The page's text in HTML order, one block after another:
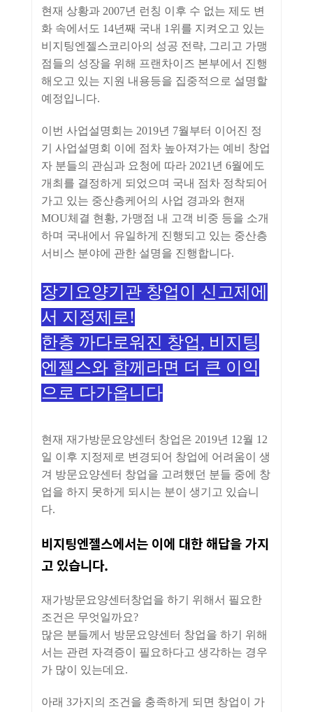
현재 상황과 2007년 런칭 이후 수 없는 제도 변
화 속에서도 14년째 국내 1위를 지켜오고 있는
비지팅엔젤스코리아의 성공 전략, 그리고 가맹
점들의 성장을 위해 프랜차이즈 본부에서 진행
해오고 있는 지원 내용등을 집중적으로 설명할
예정입니다.
이번 사업설명회는 2019년 7월부터 이어진 정
기 사업설명회 이에 점차 높아져가는 예비 창업
자 분들의 관심과 요청에 따라 2021년 6월에도
개최를 결정하게 되었으며 국내 점차 정착되어
가고 있는 중산층케어의 사업 경과와 현재
MOU체결 현황, 가맹점 내 고객 비중 등을 소개
하며 국내에서 유일하게 진행되고 있는 중산층
서비스 분야에 관한 설명을 진행합니다.
장기요양기관 창업이 신고제에
서 지정제로!
한층 까다로워진 창업, 비지팅
엔젤스와 함께라면 더 큰 이익
으로 다가옵니다
현재 재가방문요양센터 창업은 2019년 12월 12
일 이후 지정제로 변경되어 창업에 어려움이 생
겨 방문요양센터 창업을 고려했던 분들 중에 창
업을 하지 못하게 되시는 분이 생기고 있습니
다.
비지팅엔젤스에서는 이에 대한 해답을 가지
고 있습니다.
재가방문요양센터창업을 하기 위해서 필요한
조건은 무엇일까요?
많은 분들께서 방문요양센터 창업을 하기 위해
서는 관련 자격증이 필요하다고 생각하는 경우
가 많이 있는데요.
아래 3가지의 조건을 충족하게 되면 창업이 가